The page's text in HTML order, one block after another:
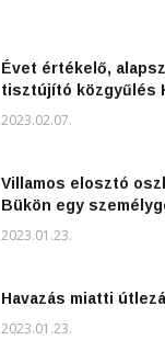
Évet értékelő,
tisztújító közgyűlés
2023.02.07.
Villamos elosztó
Bükön egy
2023.01.23.
Havazás miatti
2023.01.23.